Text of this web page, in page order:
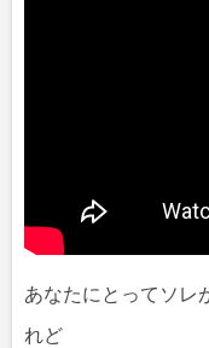
あなたにとってソレ
れど